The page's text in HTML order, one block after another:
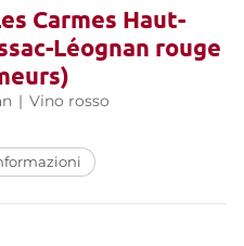
Carmes Haut-
Léognan rouge
| Vino rosso